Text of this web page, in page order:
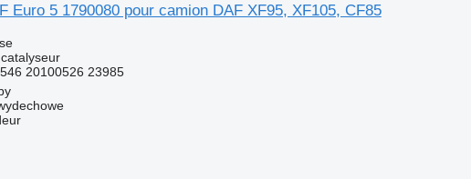
Euro 5 1790080 pour camion DAF XF95, XF105, CF85
20100526 23985